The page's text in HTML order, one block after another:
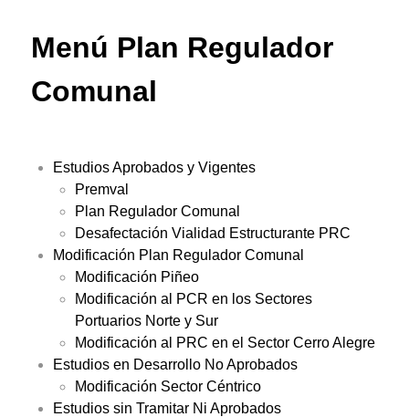
Menú Plan Regulador
Comunal
Estudios Aprobados y Vigentes
Premval
Plan Regulador Comunal
Desafectación Vialidad Estructurante PRC
Modificación Plan Regulador Comunal
Modificación Piñeo
Modificación al PCR en los Sectores
Portuarios Norte y Sur
Modificación al PRC en el Sector Cerro Alegre
Estudios en Desarrollo No Aprobados
Modificación Sector Céntrico
Estudios sin Tramitar Ni Aprobados